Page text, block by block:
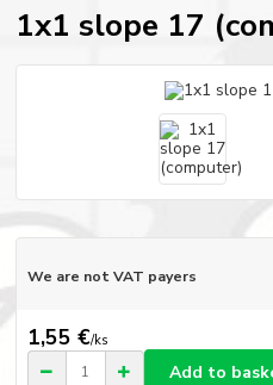
1x1 slope 17
We are not VAT payers
1,55 €/ks
Add to